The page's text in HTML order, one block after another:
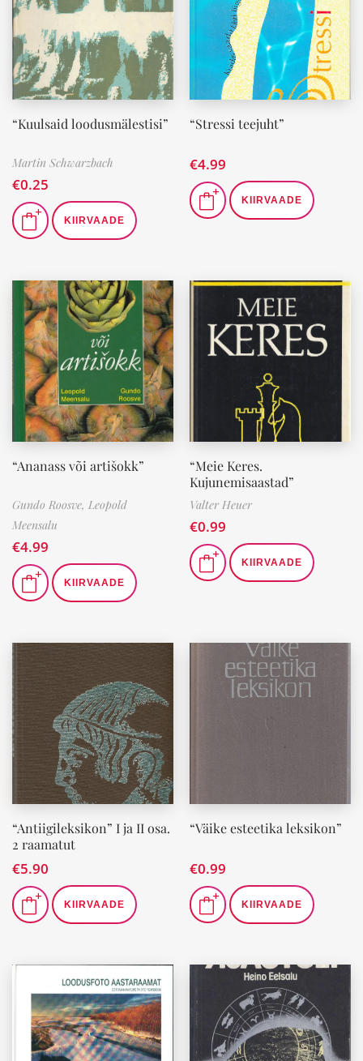
“Kuulsaid loodusmälestisi”
Martin Schwarzbach
€0.25
KIIRVAADE
“Stressi teejuht”
€4.99
KIIRVAADE
“Ananass või artišokk”
Gundo Roosve, Leopold
Meensalu
€4.99
KIIRVAADE
“Meie Keres.
Kujunemisaastad”
Valter Heuer
€0.99
KIIRVAADE
“Antiigileksikon” I ja II osa.
2 raamatut
€5.90
KIIRVAADE
“Väike esteetika leksikon”
€0.99
KIIRVAADE